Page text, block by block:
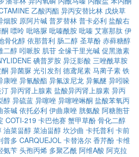
乙酸丙酯 异丙安替比林 戊炔草
烟胺 原阿片碱 普罗替林 普卡必利 盐酸右
嘌呤 吡咯脲 吡嗪酰胺 吡嗪 艾塞那肽 伊
骨化醇 依那普利 肠二醇 圣草酚 赤藓糖醇
二醇 吲哌胺 肌苷 全缘干里光碱 促黑激素
碘普罗胺 异泛影酸 三唑酰草胺
异菌脲 光引发剂 德鸢尾素 马蔺子素 铁
康唑 异氰酸酯 异氟泼尼龙 异氟醚 异吲哚
异丙肾上腺素 盐酸异丙肾上腺素 异丙
醇 异硫蓝 异噻唑 异噻唑啉酮 盐酸苯氧丙
茶碱 依托必利 伊曲康唑 胱氨酸 阿糖胞苷
COTI-219 卡巴他赛 蟹甲草酚 骨化二醇
油菜甾醇 菜油甾醇 坎沙曲 卡托普利 卡前
普多 CARQUEJOL 卡替洛尔 香芹酚 卡维
氨苄 头孢丙烯 多聚乙酰 阿维A酸 阿克拉